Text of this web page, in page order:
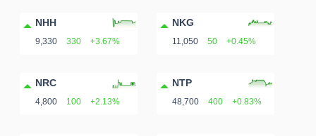
NHH
9,330 330 +3.67%
NKG
11,050 50 +0.45%
NRC
4,800 100 +2.13%
NTP
48,700 400 +0.83%